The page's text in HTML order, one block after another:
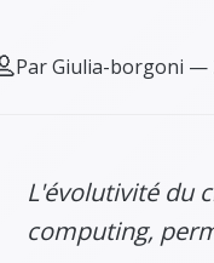
Par Giulia-borgoni —
L'évolutivité du
computing,